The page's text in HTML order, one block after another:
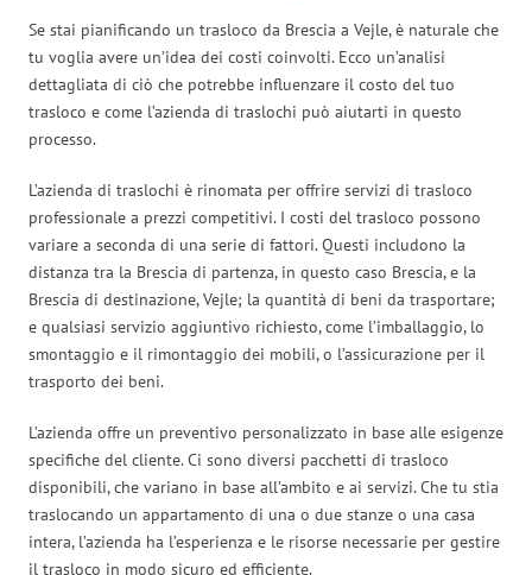
Se stai pianificando un trasloco da Brescia a Vejle, è naturale che
tu voglia avere un’idea dei costi coinvolti. Ecco un’analisi
dettagliata di ciò che potrebbe influenzare il costo del tuo
trasloco e come l’azienda di traslochi può aiutarti in questo
processo.
L’azienda di traslochi è rinomata per offrire servizi di trasloco
professionale a prezzi competitivi. I costi del trasloco possono
variare a seconda di una serie di fattori. Questi includono la
distanza tra la Brescia di partenza, in questo caso Brescia, e la
Brescia di destinazione, Vejle; la quantità di beni da trasportare;
e qualsiasi servizio aggiuntivo richiesto, come l’imballaggio, lo
smontaggio e il rimontaggio dei mobili, o l’assicurazione per il
trasporto dei beni.
L’azienda offre un preventivo personalizzato in base alle esigenze
specifiche del cliente. Ci sono diversi pacchetti di trasloco
disponibili, che variano in base all’ambito e ai servizi. Che tu stia
traslocando un appartamento di una o due stanze o una casa
intera, l’azienda ha l’esperienza e le risorse necessarie per gestire
il trasloco in modo sicuro ed efficiente.